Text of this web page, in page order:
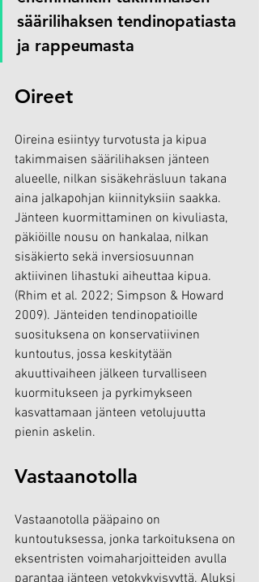
säärilihaksen tendinopatiasta
ja rappeumasta
Oireet
Oireina esiintyy turvotusta ja kipua
takimmaisen säärilihaksen jänteen
alueelle, nilkan sisäkehräsluun takana
aina jalkapohjan kiinnityksiin saakka.
Jänteen kuormittaminen on kivuliasta,
päkiöille nousu on hankalaa, nilkan
sisäkierto sekä inversiosuunnan
aktiivinen lihastuki aiheuttaa kipua.
(Rhim et al. 2022; Simpson & Howard
2009). Jänteiden tendinopatioille
suosituksena on konservatiivinen
kuntoutus, jossa keskitytään
akuuttivaiheen jälkeen turvalliseen
kuormitukseen ja pyrkimykseen
kasvattamaan jänteen vetolujuutta
pienin askelin.
Vastaanotolla
Vastaanotolla pääpaino on
kuntoutuksessa, jonka tarkoituksena on
eksentristen voimaharjoitteiden avulla
parantaa jänteen vetokykyisyyttä. Aluksi